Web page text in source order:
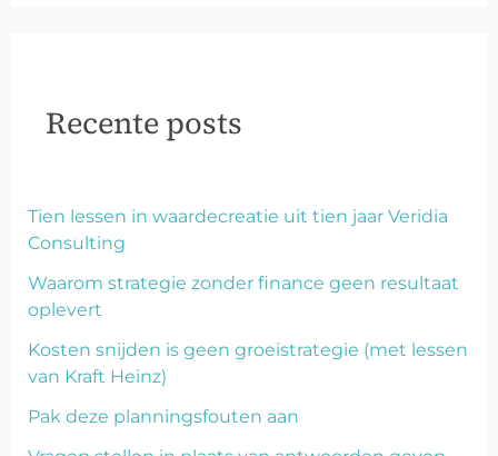
Recente posts
Tien lessen in waardecreatie uit tien jaar Veridia
Consulting
Waarom strategie zonder finance geen resultaat
oplevert
Kosten snijden is geen groeistrategie (met lessen
van Kraft Heinz)
Pak deze planningsfouten aan